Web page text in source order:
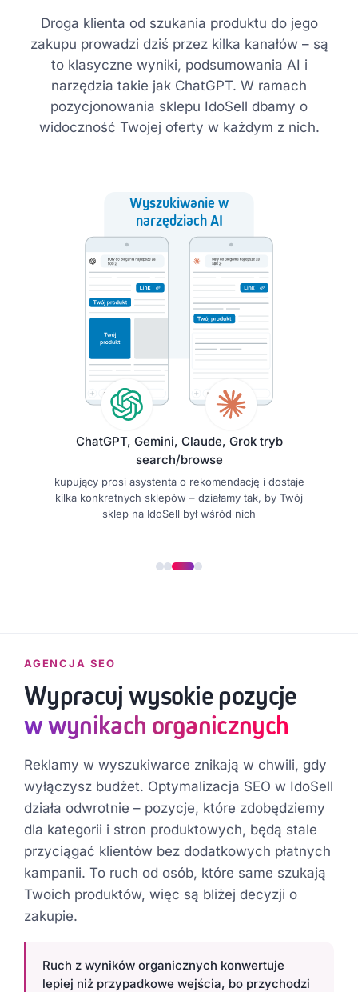
Droga klienta od szukania produktu do jego
zakupu prowadzi dziś przez kilka kanałów – są
to klasyczne wyniki, podsumowania AI i
narzędzia takie jak ChatGPT. W ramach
pozycjonowania sklepu IdoSell dbamy o
widoczność Twojej oferty w każdym z nich.
Wyszukiwanie w
narzędziach AI
ChatGPT, Gemini, Claude, Grok tryb
search/browse
kupujący prosi asystenta o rekomendację i dostaje
kilka konkretnych sklepów – działamy tak, by Twój
sklep na IdoSell był wśród nich
AGENCJA SEO
Wypracuj wysokie pozycje
w wynikach organicznych
Reklamy w wyszukiwarce znikają w chwili, gdy
wyłączysz budżet. Optymalizacja SEO w IdoSell
działa odwrotnie – pozycje, które zdobędziemy
dla kategorii i stron produktowych, będą stale
przyciągać klientów bez dodatkowych płatnych
kampanii. To ruch od osób, które same szukają
Twoich produktów, więc są bliżej decyzji o
zakupie.
Ruch z wyników organicznych konwertuje
lepiej niż przypadkowe wejścia, bo przychodzi